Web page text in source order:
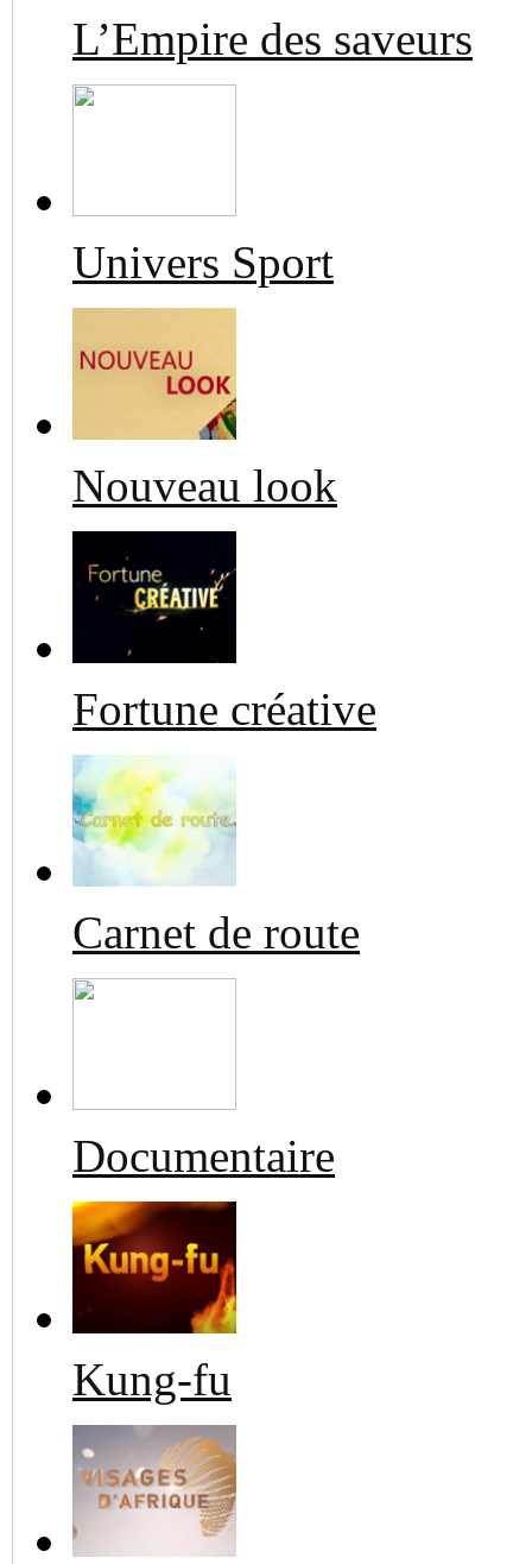
L’Empire des saveurs
Univers Sport
Nouveau look
Fortune créative
Carnet de route
Documentaire
Kung-fu